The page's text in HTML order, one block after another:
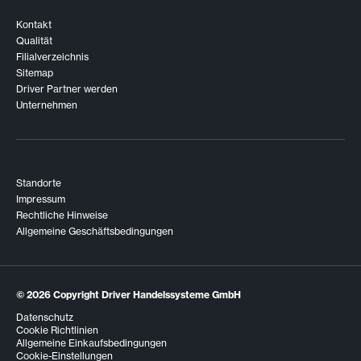
Kontakt
Qualität
Filialverzeichnis
Sitemap
Driver Partner werden
Unternehmen
Standorte
Impressum
Rechtliche Hinweise
Allgemeine Geschäftsbedingungen
© 2026 Copyright Driver Handelssysteme GmbH
Datenschutz
Cookie Richtlinien
Allgemeine Einkaufsbedingungen
Cookie-Einstellungen